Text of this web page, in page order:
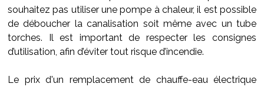
souhaitez pas utiliser une pompe à chaleur, il est possible
de déboucher la canalisation soit même avec un tube
torches. Il est important de respecter les consignes
d’utilisation, afin d’éviter tout risque d’incendie.
Le prix d'un remplacement de chauffe-eau électrique